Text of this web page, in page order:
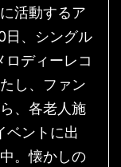
活動するア
日、シングル
ロディーレコ
し、ファン
、各老人施
ベントに出
。懐かしの